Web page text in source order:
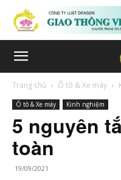
Trang chủ Ô tô & Xe máy
Ô tô & Xe máy Kinh nghiệm
5 nguyên
toàn
19/09/2021